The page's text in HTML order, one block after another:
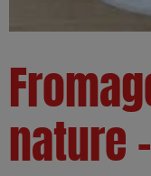
nature